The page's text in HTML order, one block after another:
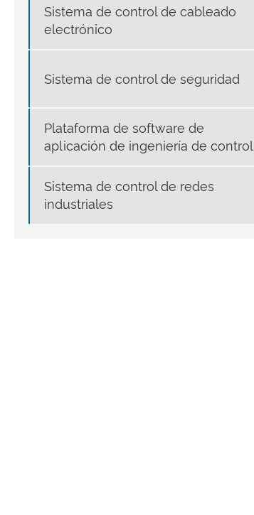
Sistema de control de cableado
electrónico
Sistema de control de seguridad
Plataforma de software de
aplicación de ingeniería de control
Sistema de control de redes
industriales